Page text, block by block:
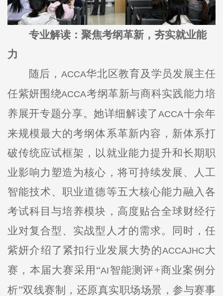
专业解读：聚焦考纲革新，夯实就业能
力
随后， ACCA华北区教育及学员发展主任
任紫妍围绕ACCA考纲革新与商科实践能力培
养展开专题分享。她详细解读了ACCA十余年
来规模最大的考纲体系革新内容，新体系打
破传统应试框架，以就业能力提升和长期职
业影响力塑造为核心，将可持续发展、人工
智能技术、职业道德等五大核心能力融入各
考试科目与培养模块，高度贴合全球财经行
业对复合型、实战型人才的需求。同时，任
紫妍介绍了紧扣行业发展大势的ACCAJHC大
赛，本届大赛采用“AI 智能测评+商业案例分
析”双线赛制，还原真实职场场景，参与赛事